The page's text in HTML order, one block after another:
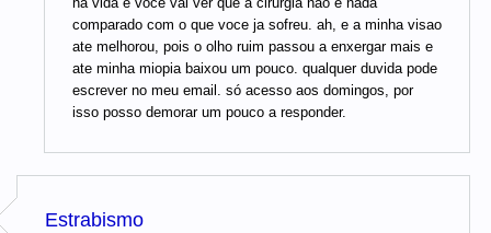
comparado com o que voce ja sofreu. ah, e a minha visao
ate melhorou, pois o olho ruim passou a enxergar mais e
ate minha miopia baixou um pouco. qualquer duvida pode
escrever no meu email. só acesso aos domingos, por
isso posso demorar um pouco a responder.
Estrabismo